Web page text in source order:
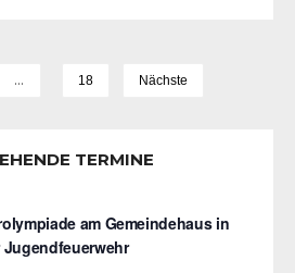
… 18 Nächste
TERMINE
am Gemeindehaus in
Jugendfeuerwehr